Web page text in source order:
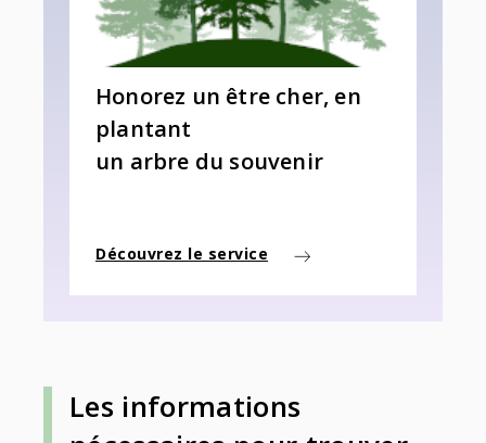
Honorez un être cher, en
plantant
un arbre du souvenir
Découvrez le service
Les informations